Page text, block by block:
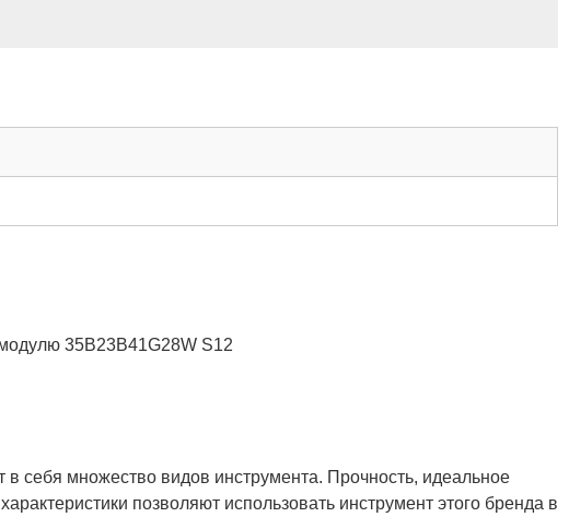
35B23B41G28W S12
себя множество видов инструмента. Прочность, идеальное
позволяют использовать инструмент этого бренда в